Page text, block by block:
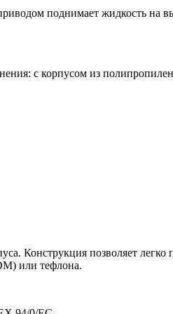
поднимает жидкость на
с корпусом из
Конструкция позволяет
или тефлона.